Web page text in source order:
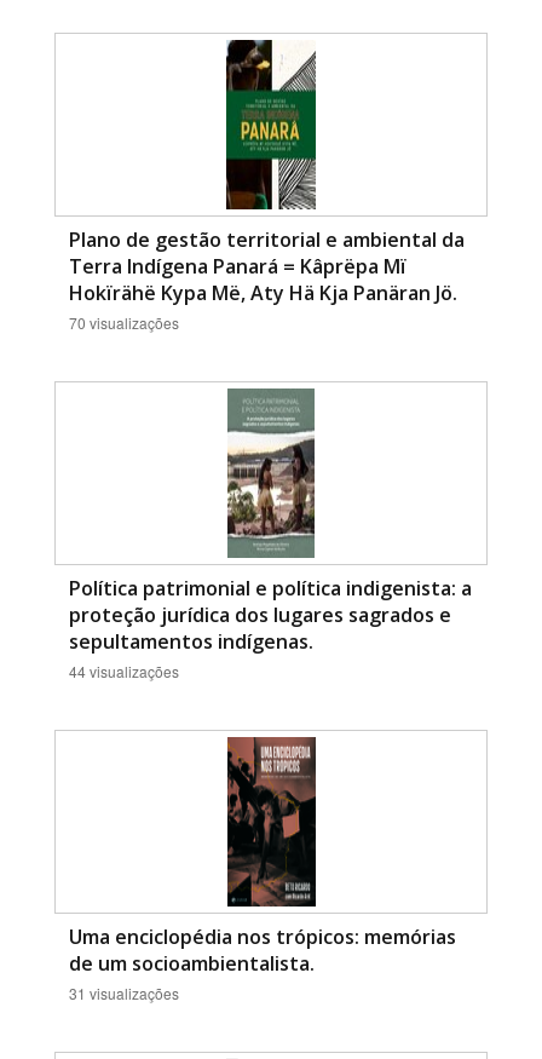
Plano de gestão territorial e ambiental da
Terra Indígena Panará = Kâprëpa Mï
Hokïrähë Kypa Më, Aty Hä Kja Panäran Jö.
70 visualizações
Política patrimonial e política indigenista: a
proteção jurídica dos lugares sagrados e
sepultamentos indígenas.
44 visualizações
Uma enciclopédia nos trópicos: memórias
de um socioambientalista.
31 visualizações